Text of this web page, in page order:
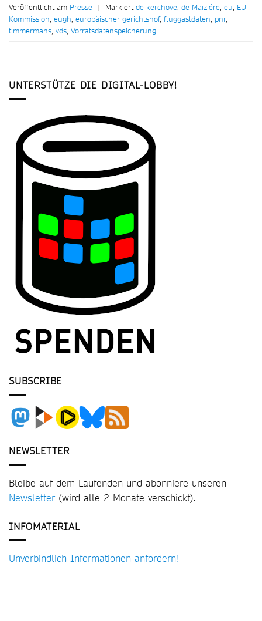
Veröffentlicht am Presse | Markiertde kerchove, de Maiziére, eu, EU-
Kommission, eugh, europäischer gerichtshof, fluggastdaten, pnr,
timmermans, vds, Vorratsdatenspeicherung
UNTERSTÜTZE DIE DIGITAL-LOBBY!
SUBSCRIBE
NEWSLETTER
Bleibe auf dem Laufenden und abonniere unseren
Newsletter (wird alle 2 Monate verschickt).
INFOMATERIAL
Unverbindlich Informationen anfordern!